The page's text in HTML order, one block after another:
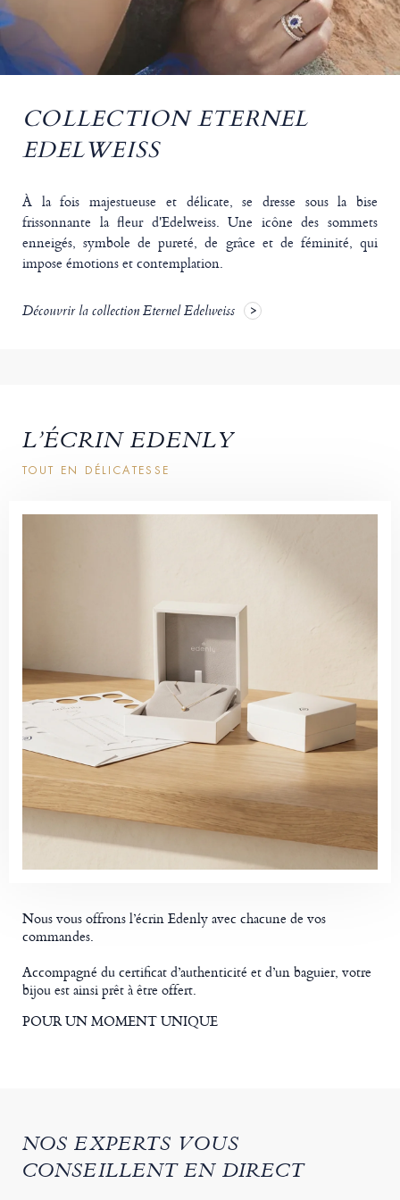
COLLECTION ETERNEL
EDELWEISS
À la fois majestueuse et délicate, se dresse sous la bise
frissonnante la fleur d'Edelweiss. Une icône des sommets
enneigés, symbole de pureté, de grâce et de féminité, qui
impose émotions et contemplation.
Découvrir la collection Eternel Edelweiss
L’ÉCRIN EDENLY
TOUT EN DÉLICATESSE
Nous vous offrons l’écrin Edenly avec chacune de vos
commandes.
Accompagné du certificat d’authenticité et d’un baguier, votre
bijou est ainsi prêt à être offert.
POUR UN MOMENT UNIQUE
NOS EXPERTS VOUS
CONSEILLENT EN DIRECT